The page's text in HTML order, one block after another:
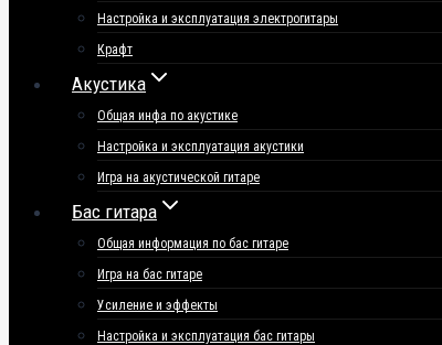
Настройка и эксплуатация электрогитары
Крафт
Акустика
Общая инфа по акустике
Настройка и эксплуатация акустики
Игра на акустической гитаре
Бас гитара
Общая информация по бас гитаре
Игра на бас гитаре
Усиление и эффекты
Настройка и эксплуатация бас гитары